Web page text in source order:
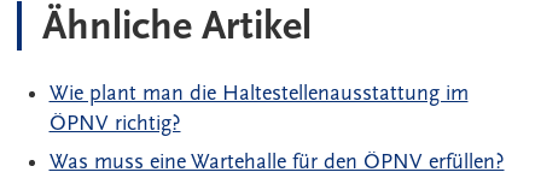
Ähnliche Artikel
Wie plant man die Haltestellenausstattung im
ÖPNV richtig?
Was muss eine Wartehalle für den ÖPNV erfüllen?